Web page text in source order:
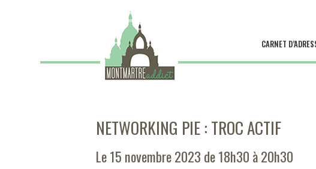
CARNET
NETWORKING PIE : TROC ACTIF
Le 15 novembre 2023 de 18h30 à 20h30